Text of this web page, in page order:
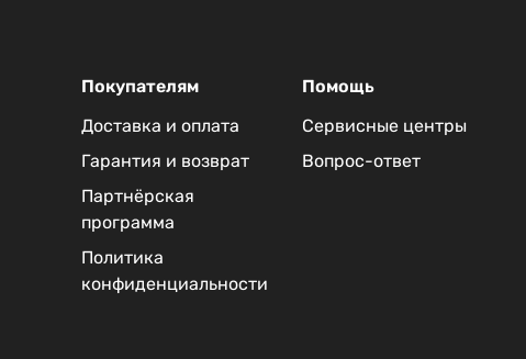
Покупателям
Доставка и оплата
Гарантия и возврат
Партнёрская
программа
Политика
конфиденциальности
Помощь
Сервисные центры
Вопрос-ответ